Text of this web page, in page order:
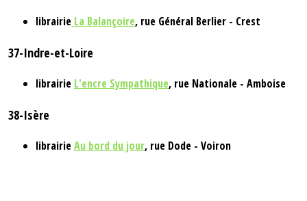
librairie La Balançoire, rue Général Berlier - Crest
37-Indre-et-Loire
librairie L'encre Sympathique, rue Nationale - Amboise
38-Isère
librairieAu bord du jour, rue Dode - Voiron